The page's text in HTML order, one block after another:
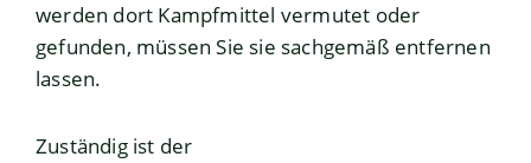
werden dort Kampfmittel vermutet oder
gefunden, müssen Sie sie sachgemäß entfernen
lassen.
Zuständig ist der